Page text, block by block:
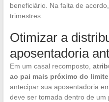
beneficiário. Na falta de
trimestres.
Otimizar a
aposentadoria
Em um casal recomposto,
ao pai mais próximo do
antecipar sua aposentadoria
deve ser tomada dentro de um